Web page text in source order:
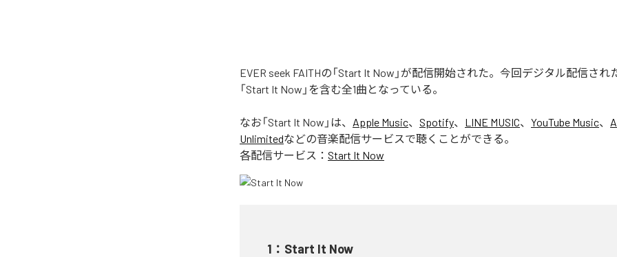
EVER seek FAITHの「Start It Now」が配信開始された。今回デジタル配信され
「Start It Now」を含む全1曲となっている。
なお「Start It Now 」は、 Apple Music、 Spotify、 LINE MUSIC、 YouTube Music、
Unlimitedなどの音楽配信サービスで聴くことができる。
各配信サービス： Start It Now
1 ： Start It Now